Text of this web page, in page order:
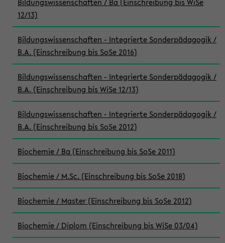
12/13)
Bildungswissenschaften - Integrierte Sonderpädagogik /
B.A. (Einschreibung bis SoSe 2016)
Bildungswissenschaften - Integrierte Sonderpädagogik /
B.A. (Einschreibung bis WiSe 12/13)
Bildungswissenschaften - Integrierte Sonderpädagogik /
B.A. (Einschreibung bis SoSe 2012)
Biochemie / Ba (Einschreibung bis SoSe 2011)
Biochemie / M.Sc. (Einschreibung bis SoSe 2018)
Biochemie / Master (Einschreibung bis SoSe 2012)
Biochemie / Diplom (Einschreibung bis WiSe 03/04)